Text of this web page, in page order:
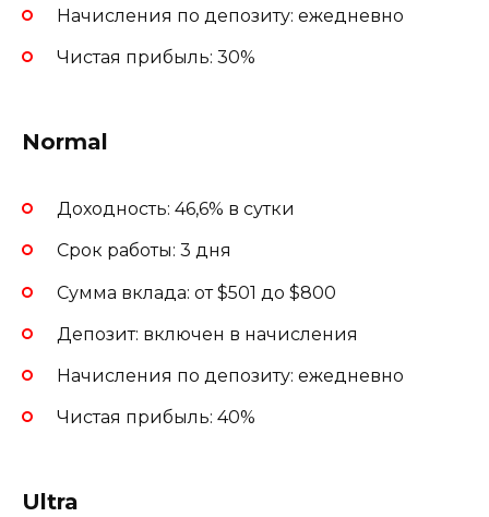
Начисления по депозиту: ежедневно
Чистая прибыль: 30%
Normal
Доходность: 46,6% в сутки
Срок работы: 3 дня
Сумма вклада: от $501 до $800
Депозит: включен в начисления
Начисления по депозиту: ежедневно
Чистая прибыль: 40%
Ultra